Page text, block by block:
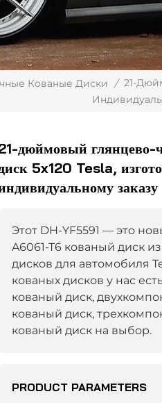
Кованые Диски / 21-
дюймовый
5x120 Tesla,
заказу
Этот DH-YF5591 — это
A6061-T6 кованый диск
дисков для автомобиля
кованых дисков у нас
кованый диск,
кованый диск,
кованый диск на выбор.
PRODUCT PARAMETERS